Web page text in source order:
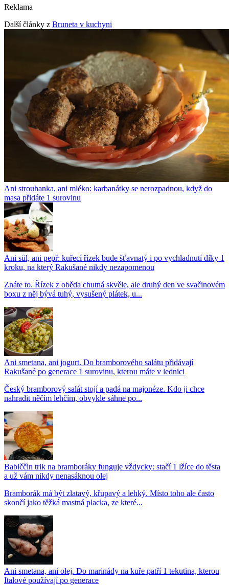
Reklama
Další články z Bruneta v kuchyni
Ani strouhanka, ani mléko: karbanátky se nerozpadnou, když do
masa přidáte 1 surovinu
Ani sůl, ani pepř: kuřecí řízek bude šťavnatý i po vychladnutí díky 1
kroku, na který Rakušané nikdy nezapomenou
Znáte to. Řízek z oběda chutná skvěle, ale druhý den ve svačinovém
boxu z něj bývá tuhý, vysušený plátek, u...
Ani smetana, ani jogurt. Do bramborového salátu přidávají
Rakušané po generace 1 surovinu, kterou máte v lednici
Český bramborový salát stojí a padá na majonéze. Kdo ji chce
nahradit něčím lehčím, obvykle sáhne po...
Babiččin trik na bramboráky funguje vždycky: stačí 1 lžíce do těsta
a už vám nikdy nenasáknou olej
Bramborák má být zlatavý, křupavý a lehký. Místo toho ale často
skončí jako těžká mastná placka, ze které...
Ani smetana, ani olej. Do marinády na kuře patří 1 tekutina, kterou
Italové používají po generace